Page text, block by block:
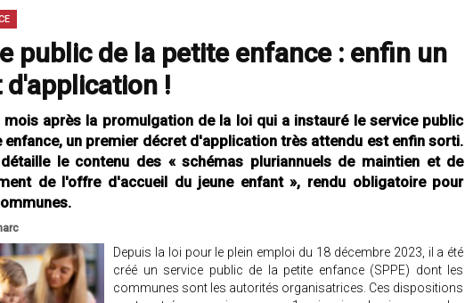
public de la petite enfance : enfin un
d'application !
mois après la promulgation de la loi qui a instauré le service public
enfance, un premier décret d'application très attendu est enfin sorti.
le contenu des « schémas pluriannuels de maintien et de
de l'offre d'accueil du jeune enfant », rendu obligatoire pour
Depuis la loi pour le plein emploi du 18 décembre 2023, il a été
créé un service public de la petite enfance (SPPE) dont les
communes sont les autorités organisatrices. Ces dispositions